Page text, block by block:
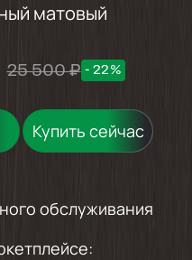
матовый
25 500 ₽ - 22%
Купить сейчас
обслуживания